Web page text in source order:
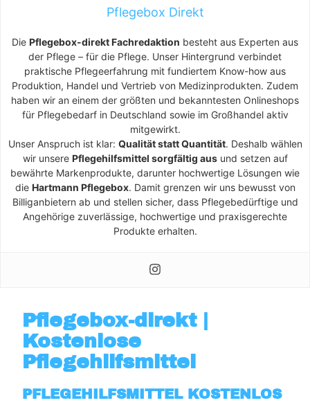
Pflegebox Direkt
Die Pflegebox-direkt Fachredaktion besteht aus Experten aus
der Pflege – für die Pflege. Unser Hintergrund verbindet
praktische Pflegeerfahrung mit fundiertem Know-how aus
Produktion, Handel und Vertrieb von Medizinprodukten. Zudem
haben wir an einem der größten und bekanntesten Onlineshops
für Pflegebedarf in Deutschland sowie im Großhandel aktiv
mitgewirkt.
Unser Anspruch ist klar: Qualität statt Quantität. Deshalb wählen
wir unsere Pflegehilfsmittel sorgfältig ausund setzen auf
bewährte Markenprodukte, darunter hochwertige Lösungen wie
die Hartmann Pflegebox. Damit grenzen wir uns bewusst von
Billiganbietern ab und stellen sicher, dass Pflegebedürftige und
Angehörige zuverlässige, hochwertige und praxisgerechte
Produkte erhalten.
Pflegebox-direkt |
Kostenlose
Pflegehilfsmittel
PFLEGEHILFSMITTEL KOSTENLOS